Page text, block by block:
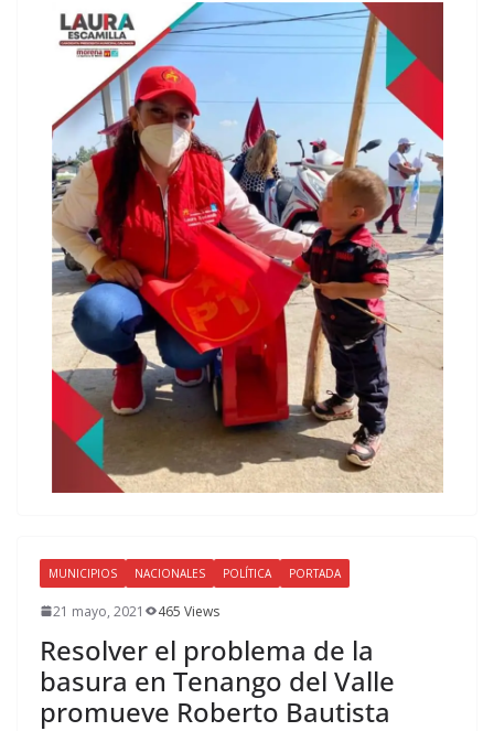
MUNICIPIOS NACIONALES POLÍTICA PORTADA
21 mayo, 2021 465 Views
Resolver el problema de la
basura en Tenango del Valle
promueve Roberto Bautista